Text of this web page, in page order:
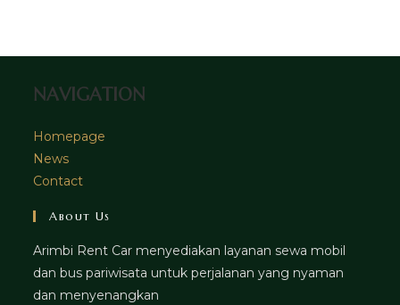
tab
NAVIGATION
Homepage
News
Contact
About Us
Arimbi Rent Car menyediakan layanan sewa mobil
dan bus pariwisata untuk perjalanan yang nyaman
dan menyenangkan